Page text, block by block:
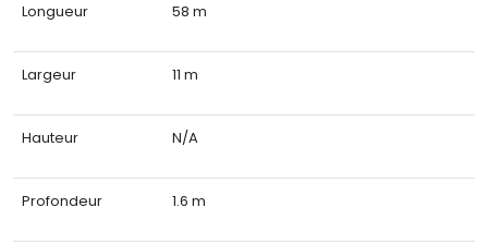
Longueur 58 m
Largeur 11 m
Hauteur N/A
Profondeur 1.6 m